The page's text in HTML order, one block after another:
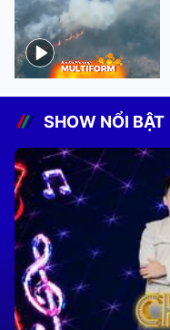
SHOW NỔI BẬT